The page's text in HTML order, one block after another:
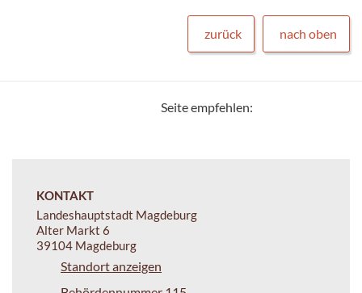
zurück nach oben
Seite empfehlen:
KONTAKT
Landeshauptstadt Magdeburg
Alter Markt 6
39104 Magdeburg
Standort anzeigen